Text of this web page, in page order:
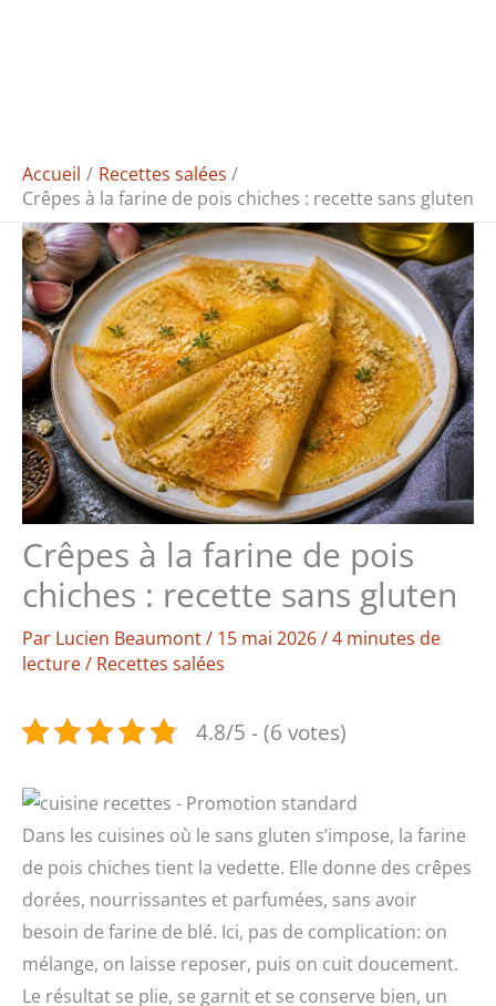
Accueil
Recettes salées
Crêpes à la farine de pois chiches : recette sans gluten
Crêpes à la farine de pois
chiches : recette sans gluten
Par Lucien Beaumont/ 15 mai 2026/4 minutes de
lecture/ Recettes salées
4.8/5 - (6 votes)
Dans les cuisines où le sans gluten s’impose, la farine
de pois chiches tient la vedette. Elle donne des crêpes
dorées, nourrissantes et parfumées, sans avoir
besoin de farine de blé. Ici, pas de complication: on
mélange, on laisse reposer, puis on cuit doucement.
Le résultat se plie, se garnit et se conserve bien, un